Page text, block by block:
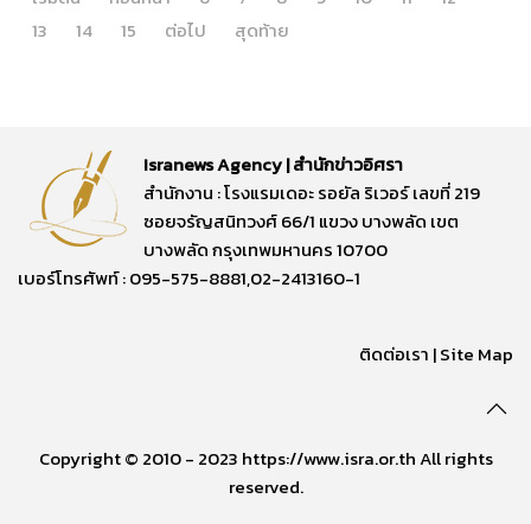
13
14 15 ต่อไป สุดท้าย
Isranews Agency | สำนักข่าวอิศรา
สำนักงาน : โรงแรมเดอะ รอยัล ริเวอร์ เลขที่ 219
ซอยจรัญสนิทวงศ์ 66/1 แขวง บางพลัด เขต
บางพลัด กรุงเทพมหานคร 10700
เบอร์โทรศัพท์ : 095-575-8881,02-2413160-1
ติดต่อเรา |Site Map
Copyright © 2010 - 2023 https://www.isra.or.th All rights
reserved.